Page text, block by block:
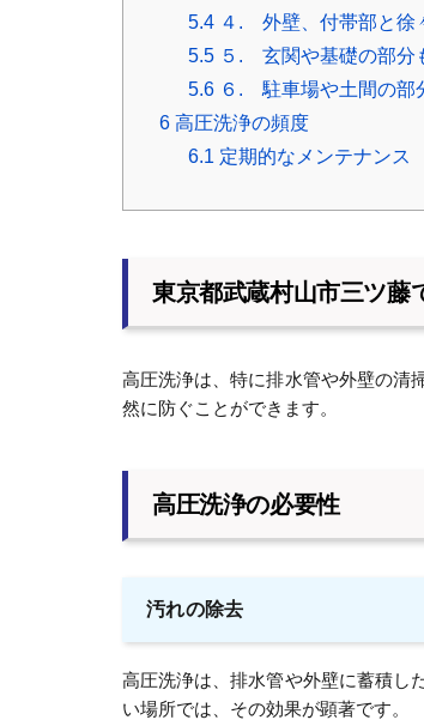
5.4 ４. 外壁、付帯部と徐
5.5 ５. 玄関や基礎の部分
5.6 ６. 駐車場や土間の部
6 高圧洗浄の頻度
6.1 定期的なメンテナンス
東京都武蔵村山市三ツ藤
高圧洗浄は、特に排水管や外壁の清
然に防ぐことができます。
高圧洗浄の必要性
汚れの除去
高圧洗浄は、排水管や外壁に蓄積し
い場所では、その効果が顕著です。